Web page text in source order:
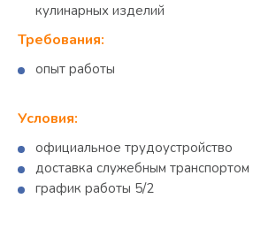
кулинарных изделий
Требования:
опыт работы
Условия:
официальное трудоустройство
доставка служебным транспортом
график работы 5/2